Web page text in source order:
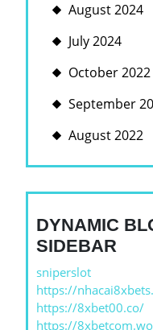
August 2024
July 2024
October 2022
September
August 2022
DYNAMIC
SIDEBAR
sniperslot
https://
https://8xbet00.co/
https://